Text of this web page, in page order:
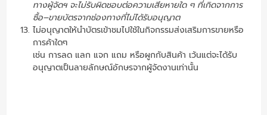
ทางผู้จัดฯ จะไม่รับผิดชอบต่อความเสียหายใด ๆ ที่เกิดจากการ
ซื้อ–ขายบัตรจากช่องทางที่ไม่ได้รับอนุญาต
ไม่อนุญาตให้นำบัตรเข้าชมไปใช้ในกิจกรรมส่งเสริมการขายหรือ
การค้าใดๆ
เช่น การลด แลก แจก แถม หรือผูกกับสินค้า เว้นแต่จะได้รับ
อนุญาตเป็นลายลักษณ์อักษรจากผู้จัดงานเท่านั้น